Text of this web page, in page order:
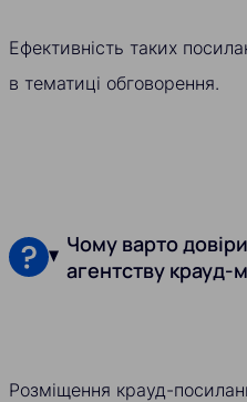
Ефективність таких
в тематиці обговорення.
Чому варто
агентству крауд-
Розміщення крауд-